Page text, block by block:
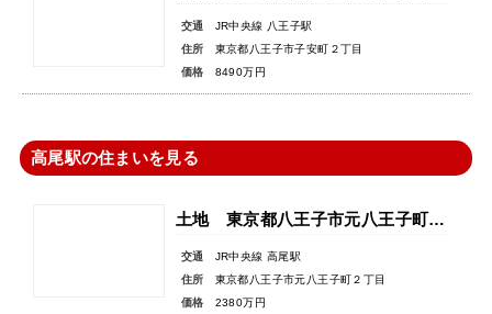
交通
JR中央線 八王子駅
住所
東京都八王子市子安町２丁目
価格
8490万円
高尾駅の住まいを見る
土地 東京都八王子市元八王子町２丁目
交通
JR中央線 高尾駅
住所
東京都八王子市元八王子町２丁目
価格
2380万円